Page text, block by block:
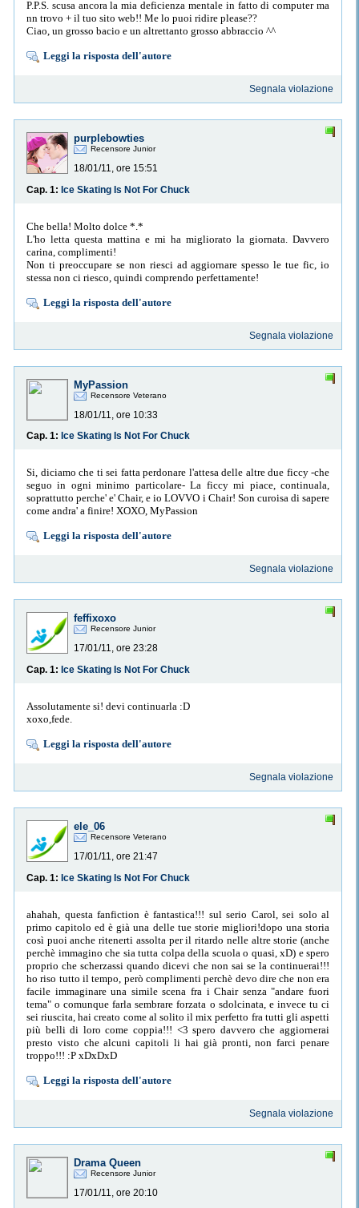
P.P.S. scusa ancora la mia deficienza mentale in fatto di computer ma
nn trovo + il tuo sito web!! Me lo puoi ridire please??
Ciao, un grosso bacio e un altrettanto grosso abbraccio ^^
Leggi la risposta dell'autore
Segnala violazione
purplebowties
Recensore Junior
18/01/11, ore 15:51
Cap. 1: Ice Skating Is Not For Chuck
Che bella! Molto dolce *.*
L'ho letta questa mattina e mi ha migliorato la giornata. Davvero
carina, complimenti!
Non ti preoccupare se non riesci ad aggiornare spesso le tue fic, io
stessa non ci riesco, quindi comprendo perfettamente!
Leggi la risposta dell'autore
Segnala violazione
MyPassion
Recensore Veterano
18/01/11, ore 10:33
Cap. 1: Ice Skating Is Not For Chuck
Si, diciamo che ti sei fatta perdonare l'attesa delle altre due ficcy -che
seguo in ogni minimo particolare- La ficcy mi piace, continuala,
soprattutto perche' e' Chair, e io LOVVO i Chair! Son curoisa di sapere
come andra' a finire! XOXO, MyPassion
Leggi la risposta dell'autore
Segnala violazione
feffixoxo
Recensore Junior
17/01/11, ore 23:28
Cap. 1: Ice Skating Is Not For Chuck
Assolutamente si! devi continuarla :D
xoxo,fede.
Leggi la risposta dell'autore
Segnala violazione
ele_06
Recensore Veterano
17/01/11, ore 21:47
Cap. 1: Ice Skating Is Not For Chuck
ahahah, questa fanfiction è fantastica!!! sul serio Carol, sei solo al
primo capitolo ed è già una delle tue storie migliori!dopo una storia
così puoi anche ritenerti assolta per il ritardo nelle altre storie (anche
perchè immagino che sia tutta colpa della scuola o quasi, xD) e spero
proprio che scherzassi quando dicevi che non sai se la continuerai!!!
ho riso tutto il tempo, però complimenti perchè devo dire che non era
facile immaginare una simile scena fra i Chair senza "andare fuori
tema" o comunque farla sembrare forzata o sdolcinata, e invece tu ci
sei riuscita, hai creato come al solito il mix perfetto fra tutti gli aspetti
più belli di loro come coppia!!! <3 spero davvero che aggiornerai
presto visto che alcuni capitoli li hai già pronti, non farci penare
troppo!!! :P xDxDxD
Leggi la risposta dell'autore
Segnala violazione
Drama Queen
Recensore Junior
17/01/11, ore 20:10